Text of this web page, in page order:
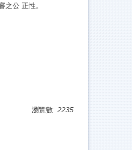
公 正性。
瀏覽數: 2235